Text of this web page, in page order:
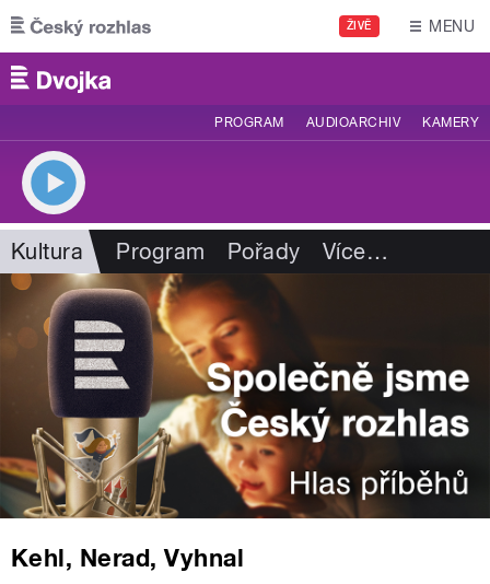
Přejít k hlavnímu obsahu
ŽIVĚ MENU
PROGRAM AUDIOARCHIV KAMERY
Kultura Program Pořady Více…
Kehl, Nerad, Vyhnal